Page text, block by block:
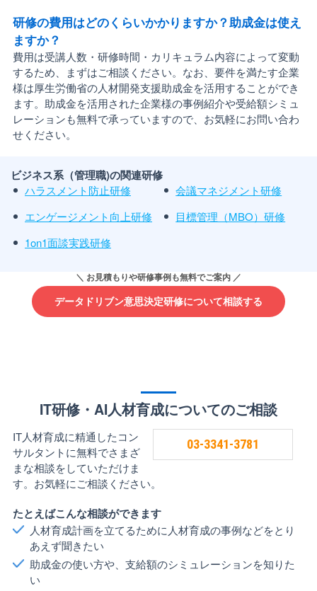
研修の費用はどのくらいかかりますか？助成金は使え
ますか？
費用は受講人数・研修時間・カリキュラム内容によって変動
するため、まずはご相談ください。なお、要件を満たす企業
様は厚生労働省の人材開発支援助成金を活用することができ
ます。助成金を活用された企業様の事例紹介や受給額シミュ
レーションも無料で承っていますので、お気軽にお問い合わ
せください。
ビジネス系（管理職)の関連研修
ハラスメント防止研修
会議マネジメント研修
エンゲージメント向上研修
目標管理（MBO）研修
1on1面談実践研修
データドリブン意思決定研修について相談する
IT研修・AI人材育成についてのご相談
03-3341-3781
IT人材育成に精通したコン
サルタントに無料でさまざ
まな相談をしていただけま
す。お気軽にご相談ください。
たとえばこんな相談ができます
人材育成計画を立てるために人材育成の事例などをとり
あえず聞きたい
助成金の使い方や、支給額のシミュレーションを知りた
い